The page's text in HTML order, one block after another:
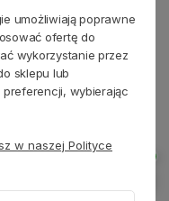
umożliwiają poprawne
ofertę do
wykorzystanie przez
sklepu lub
wybierając
w naszej Polityce